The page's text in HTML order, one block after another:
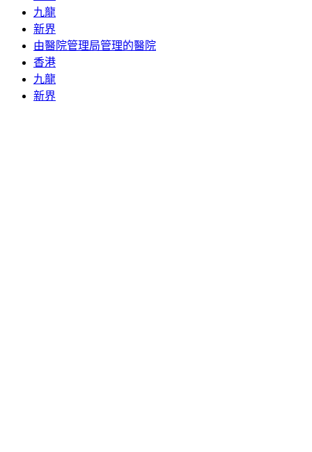
九龍
新界
由醫院管理局管理的醫院
香港
九龍
新界